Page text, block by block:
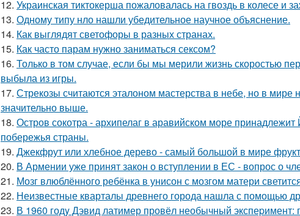
12. Украинская тиктокерша пожаловалась на гвоздь в колесе и
13. Одному типу нло нашли убедительное научное объяснение.
14. Как выглядят светофоры в разных странах.
15. Как часто парам нужно заниматься сексом?
16. Только в том случае, если бы мы мерили жизнь скоростью
выбыла из игры.
17. Стрекозы считаются эталоном мастерства в небе, но в мире
значительно выше.
18. Остров сокотра - архипелаг в аравийском море
побережья страны.
19. Джекфрут или хлебное дерево - самый большой в мире
20. В Армении уже принят закон о вступлении в ЕС - вопрос о
21. Мозг влюблённого ребёнка в унисон с мозгом матери
22. Неизвестные кварталы древнего города нашла с помощью
23. В 1960 годy Дэвид латимер провёл необычный экспеpимент: